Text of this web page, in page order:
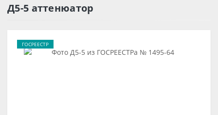
Д5-5 аттенюатор
ГОСРЕЕСТР